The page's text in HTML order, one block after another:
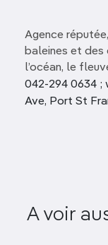
Agence
baleines et des
l’océan, le
042-294 0634 ;
Ave, Port St
A voir